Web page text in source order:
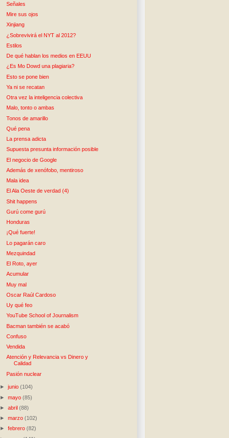
Señales
Mire sus ojos
Xinjiang
¿Sobrevivirá el NYT al 2012?
Estilos
De qué hablan los medios en EEUU
¿Es Mo Dowd una plagiaria?
Esto se pone bien
Ya ni se recatan
Otra vez la inteligencia colectiva
Malo, tonto o ambas
Tonos de amarillo
Qué pena
La prensa adicta
Supuesta presunta información posible
El negocio de Google
Además de xenófobo, mentiroso
Mala idea
El Ala Oeste de verdad (4)
Shit happens
Gurú come gurú
Honduras
¡Qué fuerte!
Lo pagarán caro
Mezquindad
El Roto, ayer
Acumular
Muy mal
Oscar Raúl Cardoso
Uy qué feo
YouTube School of Journalism
Bacman también se acabó
Confuso
Vendida
Atención y Relevancia vs Dinero y
Calidad
Pasión nuclear
►junio(104)
►mayo(85)
►abril(88)
►marzo(102)
►febrero(82)